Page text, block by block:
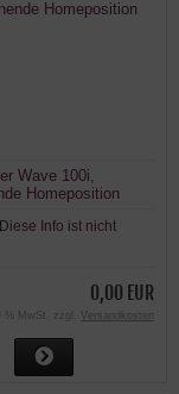
Wave 100i,
Homeposition
Diese Info ist nicht
0,00 EUR
% MwSt. zzgl. Versandkosten